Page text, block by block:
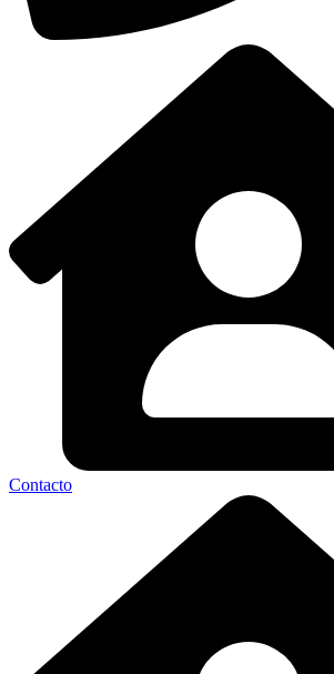
Contacto